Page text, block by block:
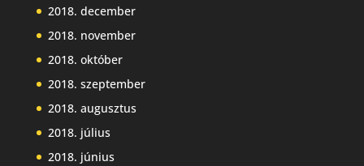
2018. december
2018. november
2018. október
2018. szeptember
2018. augusztus
2018. július
2018. június